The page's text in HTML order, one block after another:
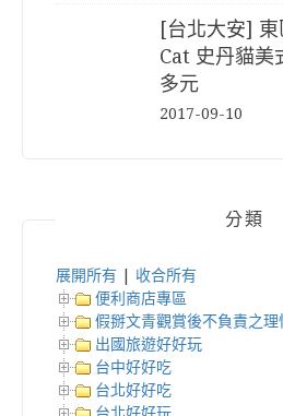
[台北大安]
Cat 史丹貓美
多元
2017-09-10
分類
展開所有
收合所有
便利商店專區
假掰文青觀賞後不負責之
出國旅遊好好玩
台中好好吃
台北好好吃